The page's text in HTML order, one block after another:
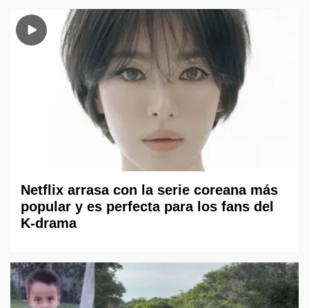
Netflix arrasa con la serie coreana más
popular y es perfecta para los fans del
K-drama